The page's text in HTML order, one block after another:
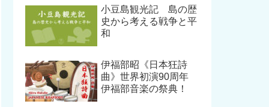
小豆島観光記 島の歴
史から考える戦争と平
和
伊福部昭《日本狂詩
曲》世界初演90周年
伊福部音楽の祭典！